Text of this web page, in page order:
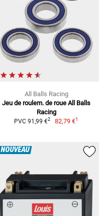
All Balls Racing
Jeu de roulem. de roue All Balls
Racing
PVC 91,99 €2 82,79 €1
NOUVEAU